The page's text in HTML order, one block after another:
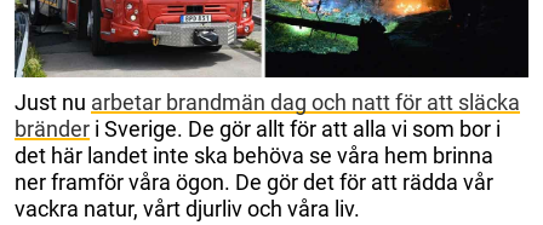
Just nu arbetar brandmän dag och natt för att släcka
bränder i Sverige. De gör allt för att alla vi som bor i
det här landet inte ska behöva se våra hem brinna
ner framför våra ögon. De gör det för att rädda vår
vackra natur, vårt djurliv och våra liv.